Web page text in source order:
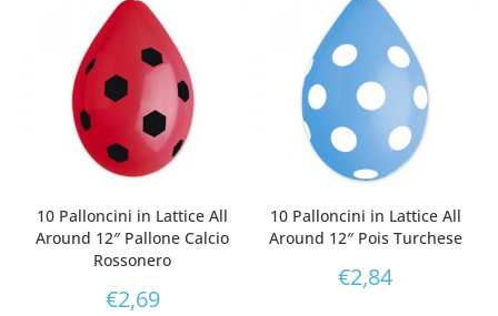
10 Palloncini in Lattice All
Around 12″ Pallone Calcio
Rossonero
€2,69
10 Palloncini in Lattice All
Around 12″ Pois Turchese
€2,84